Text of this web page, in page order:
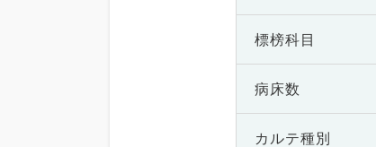
標榜科目
病床数
カルテ種別